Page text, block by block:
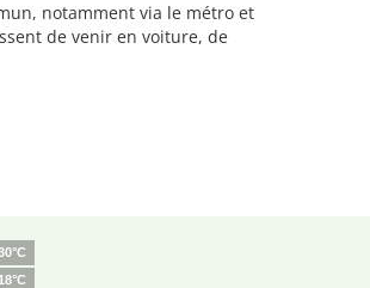
notamment via le métro et
de venir en voiture, de
18°C